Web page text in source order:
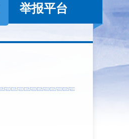
举报平台